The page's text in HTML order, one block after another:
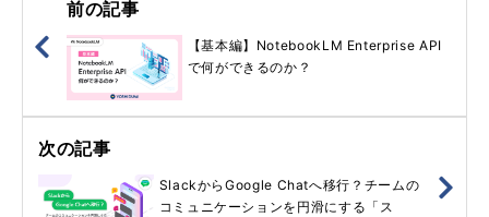
前の記事
【基本編】NotebookLM Enterprise API
で何ができるのか？
次の記事
SlackからGoogle Chatへ移行？チームの
コミュニケーションを円滑にする「ス